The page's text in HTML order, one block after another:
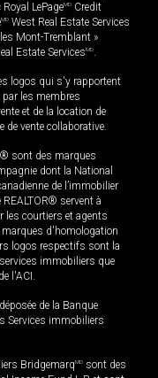
Royal LePageMD Credit
MD West Real Estate Services
Mont-Tremblant »
Estate ServicesMD.
logos qui s'y rapportent
les membres
et de la location de
vente collaborative.
sont des marques
dont la National
de l’immobilier
servent à
courtiers et agents
d'homologation
logos respectifs sont la
immobiliers que
l'ACI.
de la Banque
Services immobiliers
BridgemarqMD sont des